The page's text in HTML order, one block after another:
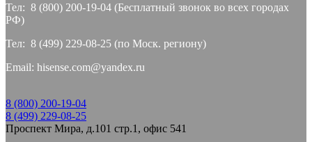
Тел: 8 (800) 200-19-04 (Бесплатный звонок во всех городах
РФ)
Тел: 8 (499) 229-08-25 (по Моск. региону)
Email: hisense.com@yandex.ru
8 (800) 200-19-04
8 (499) 229-08-25
Проспект Мира, д.101 стр.1, офис 541